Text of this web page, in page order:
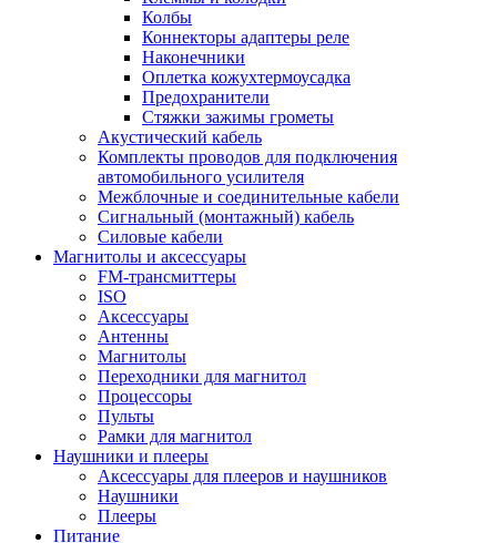
Колбы
Коннекторы адаптеры реле
Наконечники
Оплетка кожухтермоусадка
Предохранители
Стяжки зажимы грометы
Акустический кабель
Комплекты проводов для подключения
автомобильного усилителя
Межблочные и соединительные кабели
Сигнальный (монтажный) кабель
Силовые кабели
Магнитолы и аксессуары
FM-трансмиттеры
ISO
Аксессуары
Антенны
Магнитолы
Переходники для магнитол
Процессоры
Пульты
Рамки для магнитол
Наушники и плееры
Аксессуары для плееров и наушников
Наушники
Плееры
Питание